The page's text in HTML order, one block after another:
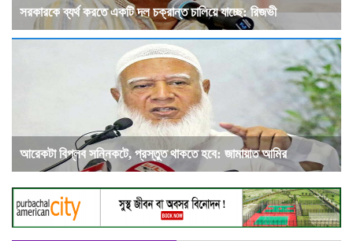
সরকারকে ব্যর্থ করতে একটি দল চক্রান্ত চালিয়ে যাচ্ছে: রিজভী
আরেকটা বিপ্লব সন্নিকটে, প্রস্তুত থাকতে হবে: জামায়াত আমির